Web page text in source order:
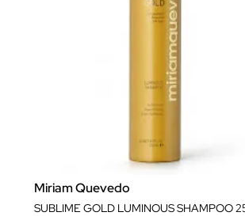
Miriam Quevedo
SUBLIME GOLD LUMINOUS SHAMPOO